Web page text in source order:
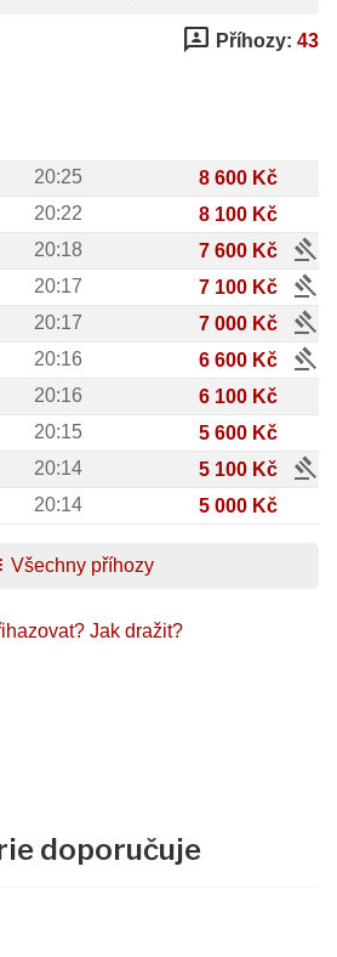
3p Příhozy: 43
20:25
8 600 Kč
20:22
8 100 Kč
20:18 7 600 Kč gavel
20:17 7 100 Kč gavel
20:17 7 000 Kč gavel
20:16 6 600 Kč gavel
20:16
6 100 Kč
20:15
5 600 Kč
20:14 5 100 Kč gavel
20:14 5 000 Kč
Všechny příhozy
Jak dražit?
doporučuje